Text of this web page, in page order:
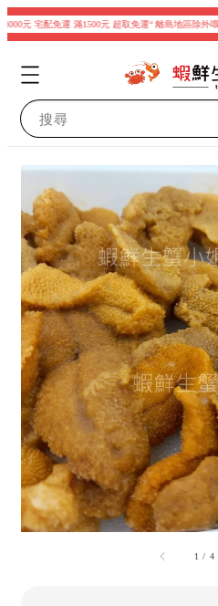
元 宅配免運 滿1500元 超取免運“ 離島地區除外哦~
搜尋
1 / 4